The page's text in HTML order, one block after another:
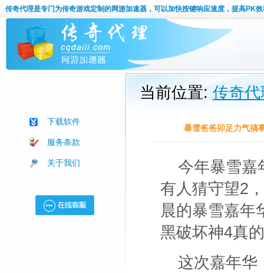
传奇代理是专门为传奇游戏定制的网游加速器，可以加快按键响应速度，提高PK效
下载软件
服务条款
关于我们
当前位置:传奇代
暴雪爸爸卯足力气搞
今年暴雪嘉
有人猜守望2
晨的暴雪嘉年
黑破坏神4真
这次嘉年华